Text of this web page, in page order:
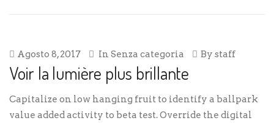
Agosto 8, 2017 In Senza categoria By staff
Voir la lumière plus brillante
Capitalize on low hanging fruit to identify a ballpark
value added activity to beta test. Override the digital